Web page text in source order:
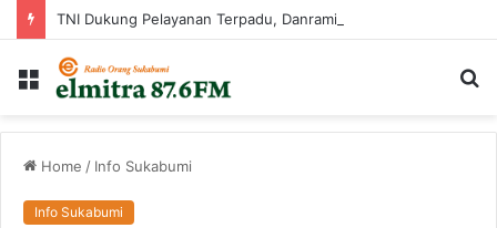
Menu
Home / Info Sukabumi
Info Sukabumi